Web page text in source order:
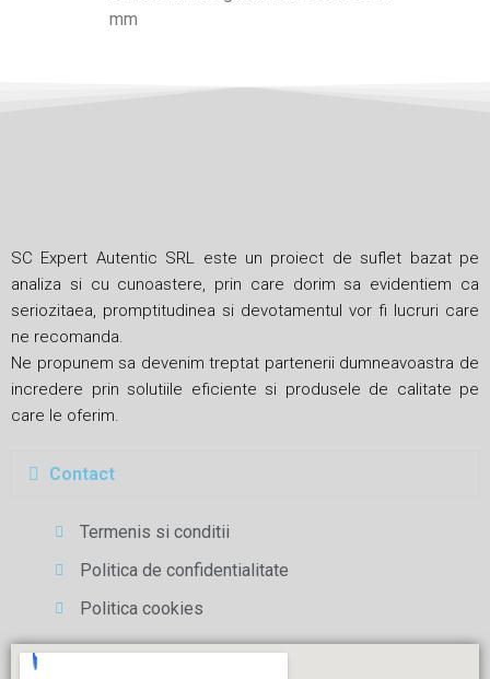
mm
SC Expert Autentic SRL este un proiect de suflet bazat pe
analiza si cu cunoastere, prin care dorim sa evidentiem ca
seriozitaea, promptitudinea si devotamentul vor fi lucruri care
ne recomanda.
Ne propunem sa devenim treptat partenerii dumneavoastra de
incredere prin solutiile eficiente si produsele de calitate pe
care le oferim.
Contact
Termenis si conditii
Politica de confidentialitate
Politica cookies